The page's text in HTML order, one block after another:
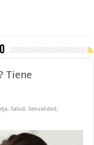
Tiene
, Salud, Sexualidad,